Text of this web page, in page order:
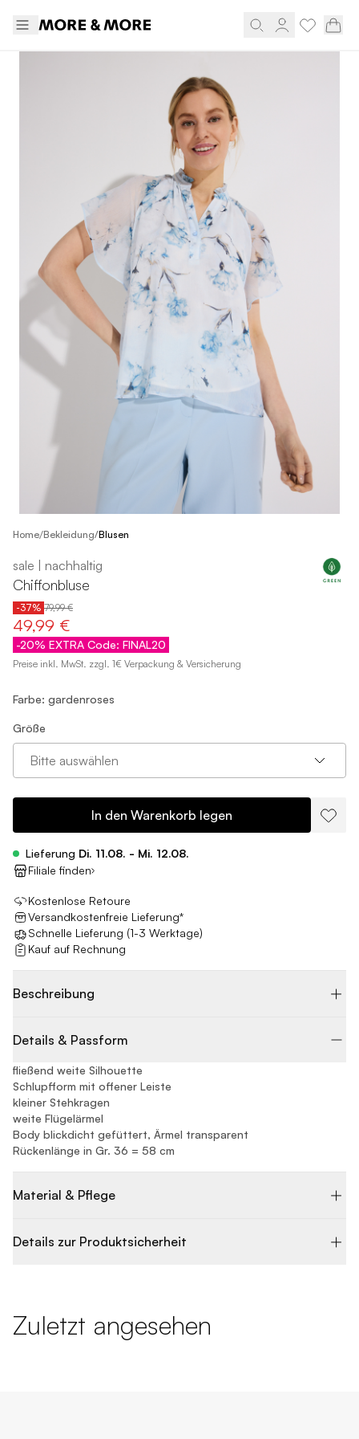
Home/Bekleidung/Blusen
sale | nachhaltig
Chiffonbluse
-37% 79,99 €
49,99 €
-20% EXTRA Code: FINAL20
Preise inkl. MwSt. zzgl. 1€ Verpackung & Versicherung
Farbe: gardenroses
Größe
Bitte auswählen
In den Warenkorb legen
Lieferung Di. 11.08. - Mi. 12.08.
Filiale finden
Kostenlose Retoure
Versandkostenfreie Lieferung*
Schnelle Lieferung (1-3 Werktage)
Kauf auf Rechnung
Beschreibung
Details & Passform
fließend weite Silhouette
Schlupfform mit offener Leiste
kleiner Stehkragen
weite Flügelärmel
Body blickdicht gefüttert, Ärmel transparent
Rückenlänge in Gr. 36 = 58 cm
Material & Pflege
Details zur Produktsicherheit
Zuletzt angesehen